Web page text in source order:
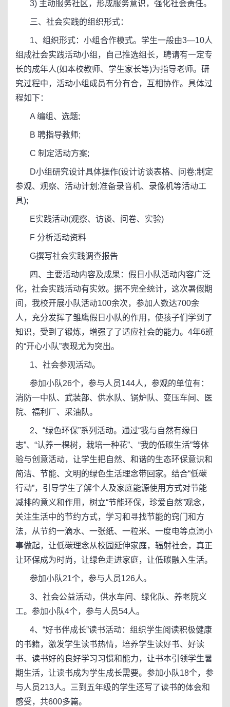
3) 主动服务社区，形成服务意识，强化社会责任。
三、社会实践的组织形式：
1、组织形式：小组合作模式。学生一般由3—10人
组成社会实践活动小组，自己推选组长，聘请有一定专
长的成年人(如本校教师、学生家长等)为指导老师。研
究过程中，活动小组成员有分有合，互相协作。具体过
程如下：
A 编组、选题;
B 聘指导教师;
C 制定活动方案;
D小组研究设计具体操作(设计访谈表格、问卷;制定
参观、观察、活动计划;准备录音机、录像机等活动工
具);
E实践活动(观察、访谈、问卷、实验)
F 分析活动资料
G撰写社会实践调查报告
四、主要活动内容及成果：假日小队活动内容广泛
化，社会实践活动有实效。据不完全统计，这次暑假期
间，我校开展小队活动100余次，参加人数达700余
人，充分发挥了雏鹰假日小队的作用，使孩子们学到了
知识，受到了锻炼，增强了了适应社会的能力。4年6班
的“开心小队”表现尤为突出。
1、社会参观活动。
参加小队26个，参与人员144人，参观的单位有：
消防一中队、武装部、供水队、锅炉队、变压车间、医
院、福利厂、采油队。
2、“绿色环保”系列活动。通过“我与自然有缘日
志”、“认养一棵树，栽培一种花”、“我的低碳生活”等体
验与创意活动，让学生把自然、和谐的生态环保意识和
简洁、节能、文明的绿色生活理念带回家。结合“低碳
行动”，引导学生了解个人及家庭能源使用方式对节能
减排的意义和作用，树立“节能环保，珍爱自然”观念，
关注生活中的节约方式，学习和寻找节能的窍门和方
法，从节约一滴水、一张纸、一粒米、一度电等点滴小
事做起，让低碳理念从校园延伸家庭，辐射社会，真正
让环保成为时尚，让绿色走进家庭，让低碳融入生活。
参加小队21个，参与人员126人。
3、社会公益活动，供水车间、绿化队、养老院义
工。参加小队4个，参与人员54人。
4、“好书伴成长”读书活动：组织学生阅读积极健康
的书籍，激发学生读书热情，培养学生读好书、好读
书、读书好的良好学习习惯和能力，让书本引领学生暑
期生活，让读书成为学生成长需要。参加小队18个，参
与人员213人。三到五年级的学生还写了读书的体会和
感受，共600多篇。